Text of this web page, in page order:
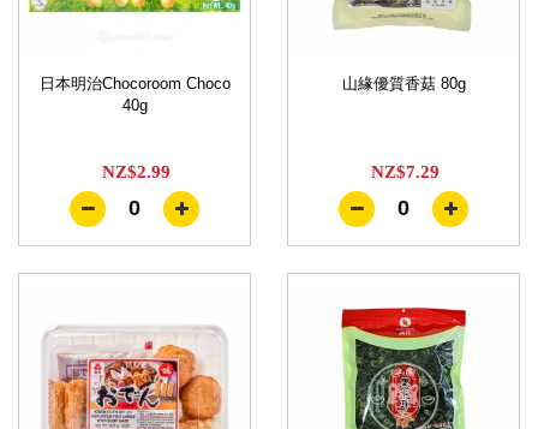
日本明治Chocoroom Choco
40g
NZ$2.99
0
山緣優質香菇 80g
NZ$7.29
0